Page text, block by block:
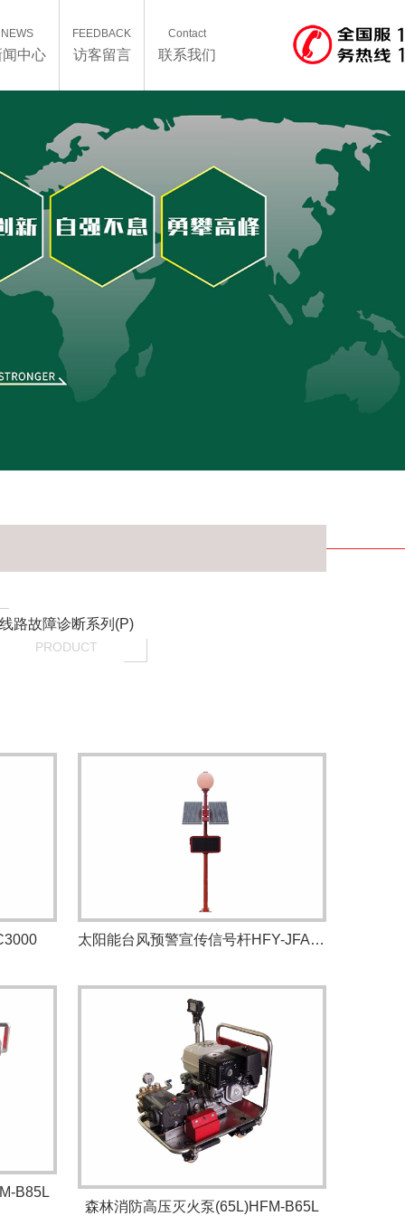
NEWS
中心
FEEDBACK
访客留言
Contact
联系我们
路故障诊断系列(P)
PRODUCT
太阳能台风预警宣传信号杆HFY-JFA4000
B85L
森林消防高压灭火泵(65L)HFM-B65L